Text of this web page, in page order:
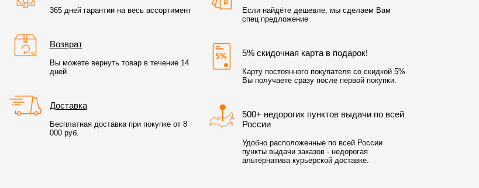
365 дней гарантии на весь ассортимент
Возврат
Вы можете вернуть товар в течение 14
дней
Доставка
Бесплатная доставка при покупке от 8
000 руб.
Если найдёте дешевле, мы сделаем Вам
спец предложение
5% скидочная карта в подарок!
Карту постоянного покупателя со скидкой 5%
Вы получаете сразу после первой покупки.
500+ недорогих пунктов выдачи по всей
России
Удобно расположенные по всей России
пункты выдачи заказов - недорогая
альтернатива курьерской доставке.